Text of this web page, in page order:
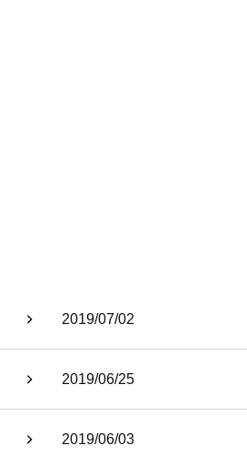
2019/07/02
2019/06/25
2019/06/03